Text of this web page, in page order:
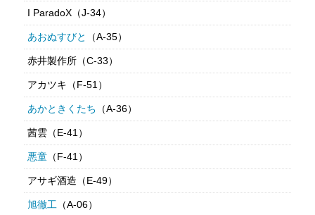
I ParadoX（J-34）
あおぬすびと （A-35）
赤井製作所（C-33）
アカツキ（F-51）
あかときくたち （A-36）
茜雲（E-41）
悪童（F-41）
アサギ酒造（E-49）
旭徹工 （A-06）